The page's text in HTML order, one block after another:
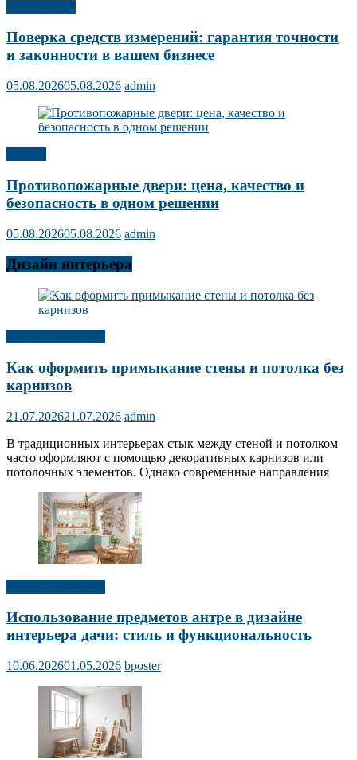
Поверка средств измерений: гарантия точности
и законности в вашем бизнесе
05.08.202605.08.2026 admin
Противопожарные двери: цена, качество и
безопасность в одном решении
05.08.202605.08.2026 admin
Дизайн интерьера
Как оформить примыкание стены и потолка без
карнизов
21.07.202621.07.2026 admin
В традиционных интерьерах стык между стеной и потолком
часто оформляют с помощью декоративных карнизов или
потолочных элементов. Однако современные направления
Использование предметов антре в дизайне
интерьера дачи: стиль и функциональность
10.06.202601.05.2026 bposter